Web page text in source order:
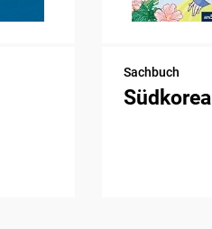
Sachbuch
Südkorea